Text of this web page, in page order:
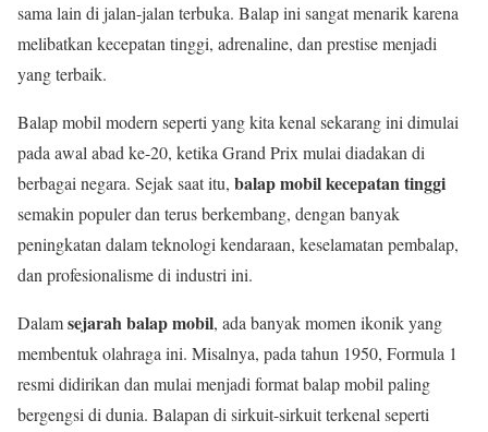
sama lain di jalan-jalan terbuka. Balap ini sangat menarik karena
melibatkan kecepatan tinggi, adrenaline, dan prestise menjadi
yang terbaik.
Balap mobil modern seperti yang kita kenal sekarang ini dimulai
pada awal abad ke-20, ketika Grand Prix mulai diadakan di
berbagai negara. Sejak saat itu, balap mobil kecepatan tinggi
semakin populer dan terus berkembang, dengan banyak
peningkatan dalam teknologi kendaraan, keselamatan pembalap,
dan profesionalisme di industri ini.
Dalamsejarah balap mobil, ada banyak momen ikonik yang
membentuk olahraga ini. Misalnya, pada tahun 1950, Formula 1
resmi didirikan dan mulai menjadi format balap mobil paling
bergengsi di dunia. Balapan di sirkuit-sirkuit terkenal seperti